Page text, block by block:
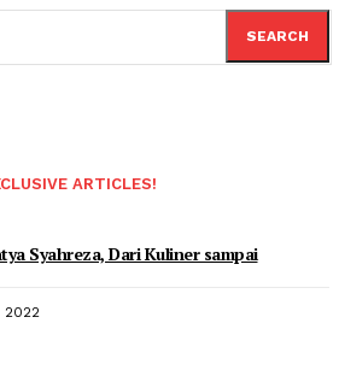
SEARCH
ARTICLES!
Syahreza, Dari Kuliner sampai
2022